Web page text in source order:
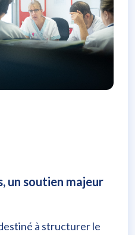
un soutien majeur
à structurer le